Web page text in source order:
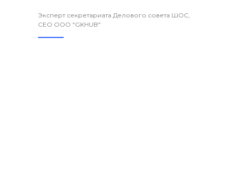
Эксперт секретариата Делового совета ШОС,
CEO ООО "GKHUB"